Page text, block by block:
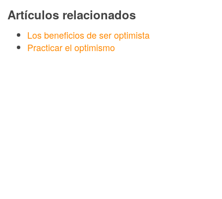
Artículos relacionados
Los beneficios de ser optimista
Practicar el optimismo